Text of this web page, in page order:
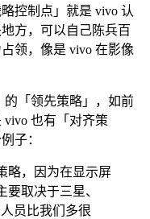
控制点」就是 vivo 认
方，可以自己陈兵百
领，像是 vivo 在影像
的「领先策略」，如前
也有「对齐策
子：
略，因为在显示屏
取决于三星、
员比我们多很